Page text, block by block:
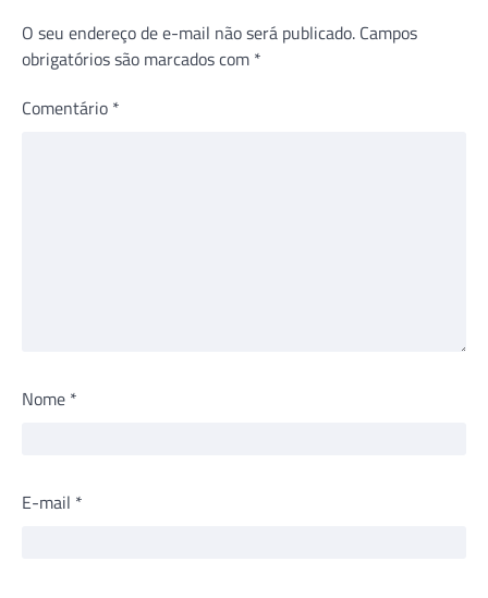
O seu endereço de e-mail não será publicado. Campos
obrigatórios são marcados com *
Comentário *
Nome *
E-mail *